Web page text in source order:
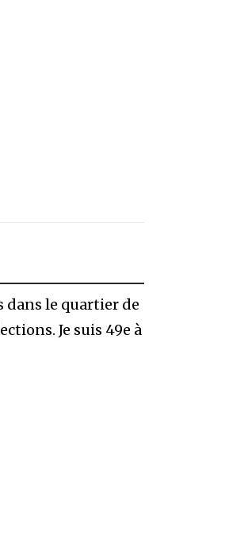
dans le quartier de
Je suis 49e à